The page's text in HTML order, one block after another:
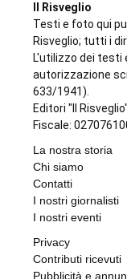
Il Risveglio
Testi e foto qui
Risveglio; tutti i
L'utilizzo dei testi
autorizzazione
633/1941).
Editori "Il
Fiscale:
La nostra storia
Chi siamo
Contatti
I nostri giornalisti
I nostri eventi
Privacy
Contributi ricevuti
Pubblicità e